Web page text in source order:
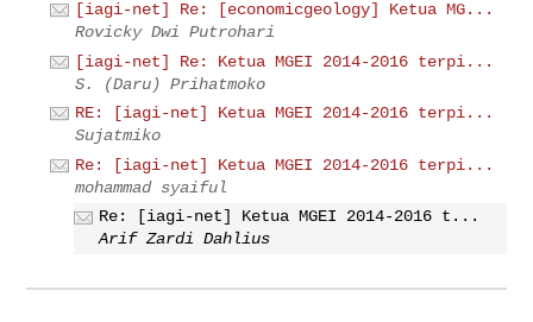
[iagi-net] Re: [economicgeology] Ketua MG...
Rovicky Dwi Putrohari
[iagi-net] Re: Ketua MGEI 2014-2016 terpi...
S. (Daru) Prihatmoko
RE: [iagi-net] Ketua MGEI 2014-2016 terpi...
Sujatmiko
Re: [iagi-net] Ketua MGEI 2014-2016 terpi...
mohammad syaiful
Re: [iagi-net] Ketua MGEI 2014-2016 t...
Arif Zardi Dahlius